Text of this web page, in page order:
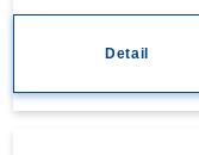
Detail